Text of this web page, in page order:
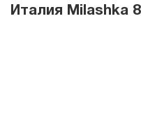
Италия Milashka